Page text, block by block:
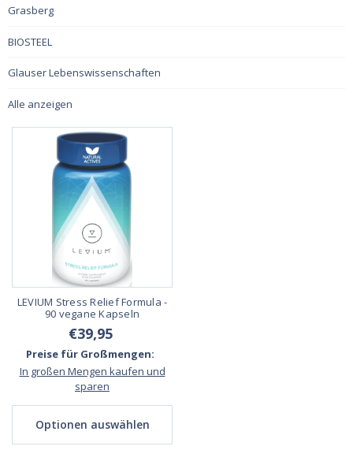
Grasberg
BIOSTEEL
Glauser Lebenswissenschaften
Alle anzeigen
LEVIUM Stress Relief Formula -
90 vegane Kapseln
€39,95
Preise für Großmengen:
In großen Mengen kaufen und
sparen
Optionen auswählen